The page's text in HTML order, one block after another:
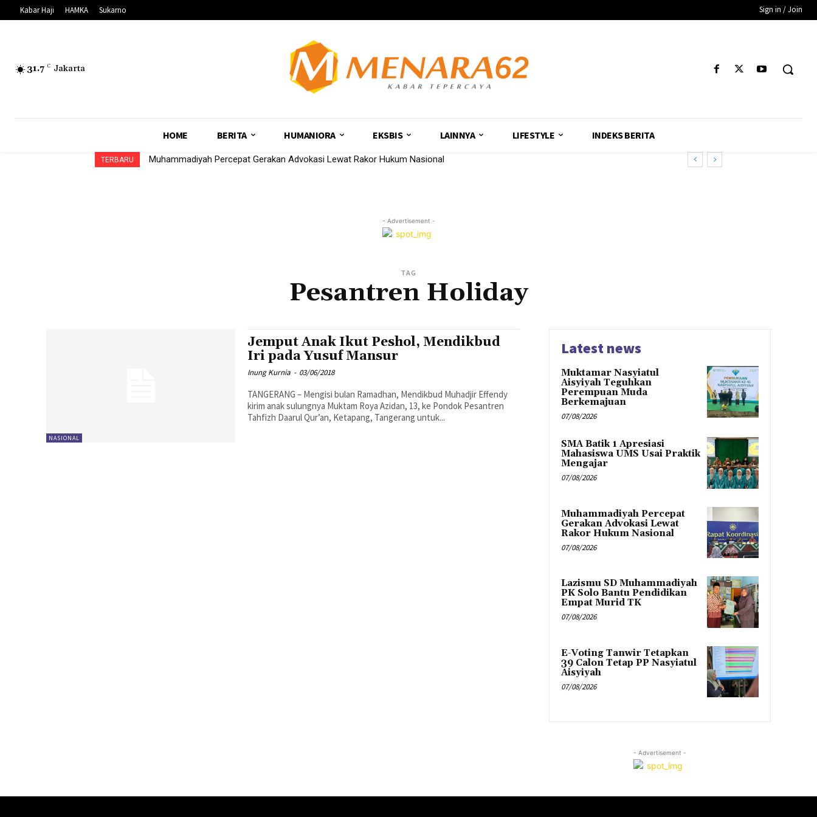
Kabar Haji HAMKA Sukarno Sign in / Join
31.7 C Jakarta
HOME BERITA HUMANIORA EKSBIS LAINNYA LIFESTYLE INDEKS BERITA
TERBARU Muhammadiyah Percepat Gerakan Advokasi Lewat Rakor Hukum Nasional
- Advertisement -
TAG
Pesantren Holiday
NASIONAL
Jemput Anak Ikut Peshol, Mendikbud
Iri pada Yusuf Mansur
Inung Kurnia - 03/06/2018
TANGERANG – Mengisi bulan Ramadhan, Mendikbud Muhadjir Effendy
kirim anak sulungnya Muktam Roya Azidan, 13, ke Pondok Pesantren
Tahfizh Daarul Qur’an, Ketapang, Tangerang untuk...
Latest news
Muktamar Nasyiatul
Aisyiyah Teguhkan
Perempuan Muda
Berkemajuan
07/08/2026
SMA Batik 1 Apresiasi
Mahasiswa UMS Usai Praktik
Mengajar
07/08/2026
Muhammadiyah Percepat
Gerakan Advokasi Lewat
Rakor Hukum Nasional
07/08/2026
Lazismu SD Muhammadiyah
PK Solo Bantu Pendidikan
Empat Murid TK
07/08/2026
E-Voting Tanwir Tetapkan
39 Calon Tetap PP Nasyiatul
Aisyiyah
07/08/2026
- Advertisement -